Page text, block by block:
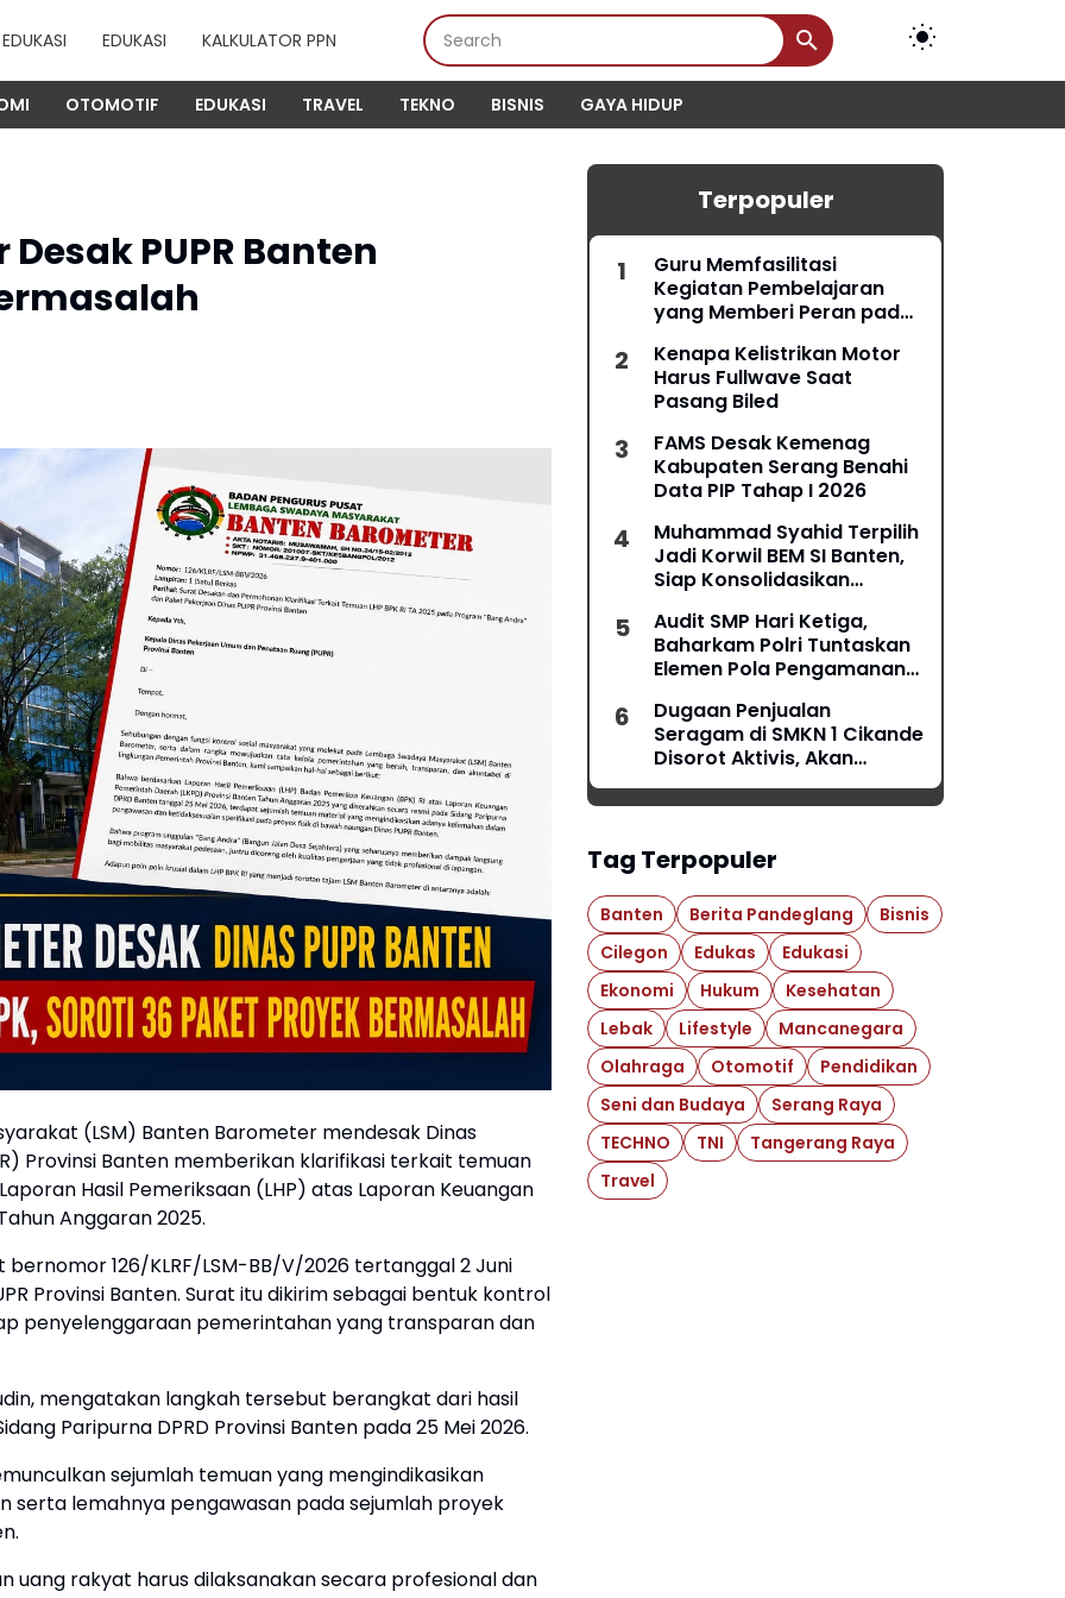
EDUKASI EDUKASI KALKULATOR PPN
OTOMOTIF EDUKASI TRAVEL TEKNO BISNIS GAYA HIDUP
PUPR Banten
(LSM) Banten Barometer mendesak Dinas
Provinsi Banten memberikan klarifikasi terkait temuan
Hasil Pemeriksaan (LHP) atas Laporan Keuangan
Anggaran 2025.
126/KLRF/LSM-BB/V/2026 tertanggal 2 Juni
Provinsi Banten. Surat itu dikirim sebagai bentuk kontrol
penyelenggaraan pemerintahan yang transparan dan
mengatakan langkah tersebut berangkat dari hasil
Paripurna DPRD Provinsi Banten pada 25 Mei 2026.
sejumlah temuan yang mengindikasikan
serta lemahnya pengawasan pada sejumlah proyek
uang rakyat harus dilaksanakan secara profesional dan
Terpopuler
Guru Memfasilitasi
Kegiatan Pembelajaran
yang Memberi Peran pada
Kenapa Kelistrikan Motor
Harus Fullwave Saat
Pasang Biled
FAMS Desak Kemenag
Kabupaten Serang Benahi
Data PIP Tahap I 2026
Muhammad Syahid Terpilih
Jadi Korwil BEM SI Banten,
Siap Konsolidasikan
Audit SMP Hari Ketiga,
Baharkam Polri Tuntaskan
Elemen Pola Pengamanan
Dugaan Penjualan
Seragam di SMKN 1 Cikande
Disorot Aktivis, Akan
Dilaporkan ke Ombudsman
Tag Terpopuler
Banten Berita Pandeglang
Bisnis
Cilegon
Edukas
Edukasi
Ekonomi
Hukum
Kesehatan
Lebak
Lifestyle
Mancanegara
Olahraga
Otomotif
Pendidikan
Seni dan Budaya
Serang Raya
TECHNO
TNI
Tangerang Raya
Travel